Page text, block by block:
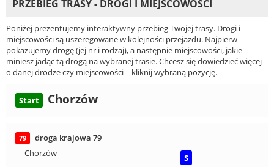
PRZEBIEG TRASY - DROGI I MIEJSCOWOŚCI
Poniżej prezentujemy interaktywny przebieg Twojej trasy. Drogi i
miejscowości są uszeregowane w kolejności przejazdu. Najpierw
pokazujemy drogę (jej nr i rodzaj), a następnie miejscowości, jakie
miniesz jadąc tą drogą na wybranej trasie. Chcesz się dowiedzieć więcej
o danej drodze czy miejscowości – kliknij wybraną pozycję.
Start Chorzów
79
droga krajowa 79
Chorzów
S